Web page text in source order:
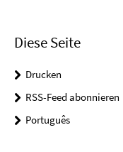
Diese Seite
Drucken
RSS-Feed abonnieren
Português